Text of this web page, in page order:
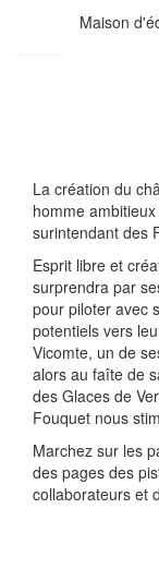
Maison
La création du
homme
surintendant des
Esprit libre et
surprendra par
pour piloter avec
potentiels vers
Vicomte, un de
alors au faîte de
des Glaces de
Fouquet nous
Marchez sur les
des pages des
collaborateurs et